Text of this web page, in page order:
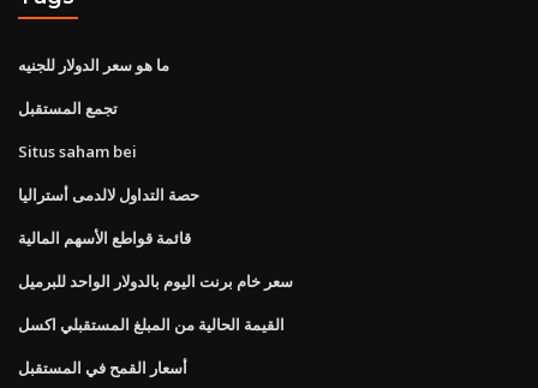
ما هو سعر الدولار للجنيه
تجمع المستقبل
Situs saham bei
حصة التداول لالدمى أستراليا
قائمة قواطع الأسهم المالية
سعر خام برنت اليوم بالدولار الواحد للبرميل
القيمة الحالية من المبلغ المستقبلي اكسل
أسعار القمح في المستقبل